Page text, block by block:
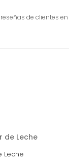
de clientes
Leche